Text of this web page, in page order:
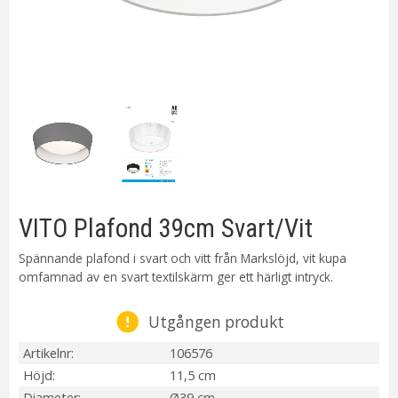
VITO Plafond 39cm Svart/Vit
Spännande plafond i svart och vitt från Markslöjd, vit kupa
omfamnad av en svart textilskärm ger ett härligt intryck.
Utgången produkt
Artikelnr
106576
Höjd
11,5 cm